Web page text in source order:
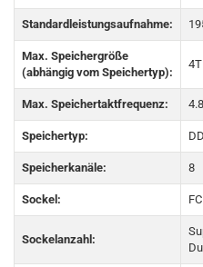
Standardleistungsaufnahme:
Max. Speichergröße
(abhängig vom Speichertyp):
Max. Speichertaktfrequenz:
Speichertyp:
Speicherkanäle: 8
Sockel:
Sockelanzahl: